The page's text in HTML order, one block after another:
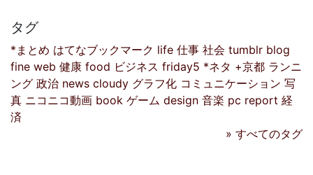
タグ
*まとめ はてなブックマーク life 仕事 社会 tumblr blog
fine web 健康 food ビジネス friday5 *ネタ +京都 ランニ
ング 政治 news cloudy グラフ化 コミュニケーション 写
真 ニコニコ動画 book ゲーム design 音楽 pc report 経
済
» すべてのタグ